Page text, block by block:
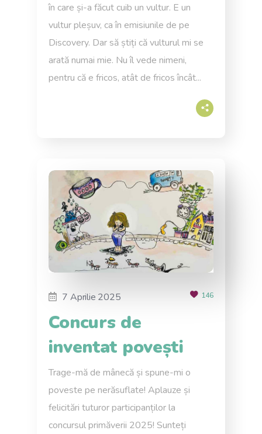
în care și-a făcut cuib un vultur. E un
vultur pleșuv, ca în emisiunile de pe
Discovery. Dar să știți că vulturul mi se
arată numai mie. Nu îl vede nimeni,
pentru că e fricos, atât de fricos încât...
7 Aprilie 2025 146
Concurs de
inventat povești
Trage-mă de mânecă și spune-mi o
poveste pe nerăsuflate! Aplauze și
felicitări tuturor participanților la
concursul primăverii 2025! Sunteți